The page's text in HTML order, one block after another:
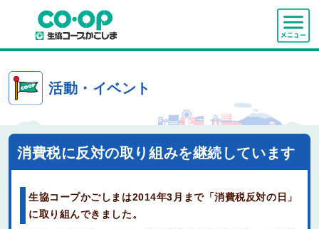
活動・イベント
消費税に反対の取り組みを継続しています
生協コープかごしまは2014年3月まで「消費税反対の日」
に取り組んできました。